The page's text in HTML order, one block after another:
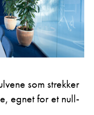
som strekker
egnet for et null-